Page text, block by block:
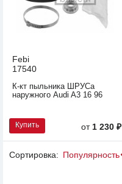
Febi
17540
К-кт пыльника ШРУСа
наружного Audi A3 16 96
Купить от 1 230 ₽
Сортировка: Популярность